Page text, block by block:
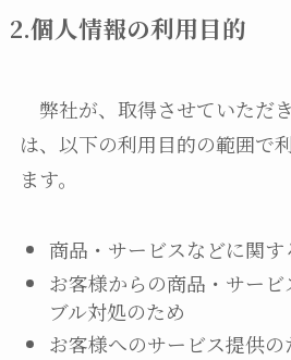
2.個人情報の利用目的
弊社が、取得させていただ
は、以下の利用目的の範囲で
ます。
商品・サービスなどに関
お客様からの商品・サー
ブル対処のため
お客様へのサービス提供の